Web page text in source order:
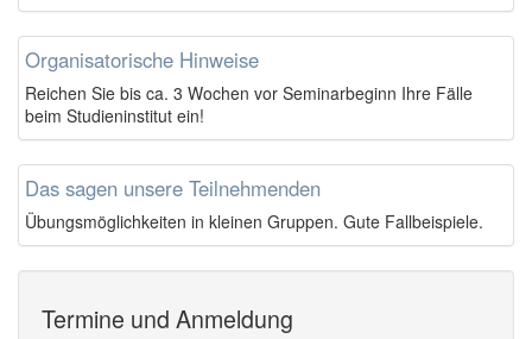
Organisatorische Hinweise
Reichen Sie bis ca. 3 Wochen vor Seminarbeginn Ihre Fälle
beim Studieninstitut ein!
Das sagen unsere Teilnehmenden
Übungsmöglichkeiten in kleinen Gruppen. Gute Fallbeispiele.
Termine und Anmeldung